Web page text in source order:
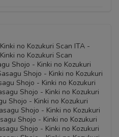
no Kozukuri Scan ITA -
no Kozukuri Scan
Shojo - Kinki no Kozukuri
Shojo - Kinki no Kozukuri
Shojo - Kinki no Kozukuri
Shojo - Kinki no Kozukuri
Shojo - Kinki no Kozukuri
Shojo - Kinki no Kozukuri
Shojo - Kinki no Kozukuri
Shojo - Kinki no Kozukuri